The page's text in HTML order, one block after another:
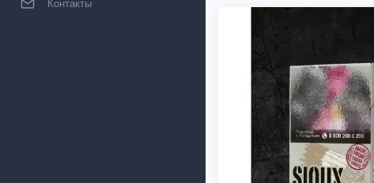
Контакты